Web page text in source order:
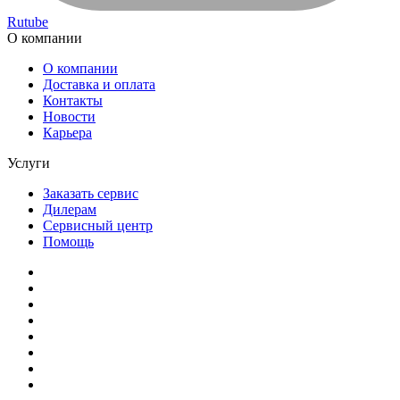
Rutube
О компании
О компании
Доставка и оплата
Контакты
Новости
Карьера
Услуги
Заказать сервис
Дилерам
Сервисный центр
Помощь